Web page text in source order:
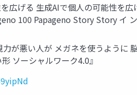
広げる 生成AIで個人の可能性を
100 Papageno Story Story イ
が悪い人が メガネを使うように
ソーシャルワーク4.0』